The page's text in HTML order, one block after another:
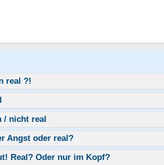
real ?!
/ nicht real
Angst oder real?
Real? Oder nur im Kopf?